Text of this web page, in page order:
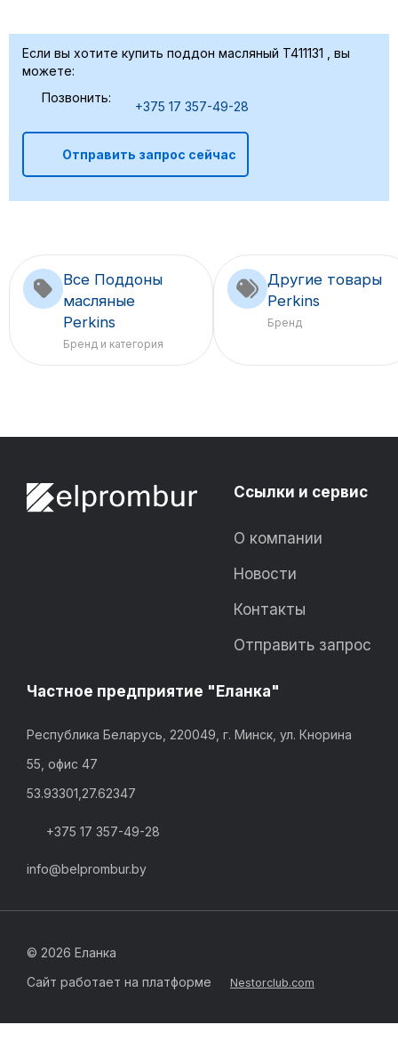
Если вы хотите купить поддон масляный T411131 , вы
можете:
Позвонить:
+375 17 357-49-28
Отправить запрос сейчас
Все Поддоны
масляные
Perkins
Бренд и категория
Другие товары
Perkins
Бренд
Ссылки и сервис
О компании
Новости
Контакты
Отправить запрос
Частное предприятие "Еланка"
Республика Беларусь, 220049, г. Минск, ул. Кнорина
55, офис 47
53.93301,27.62347
+375 17 357-49-28
info@belprombur.by
© 2026 Еланка
Сайт работает на платформе
Nestorclub.com